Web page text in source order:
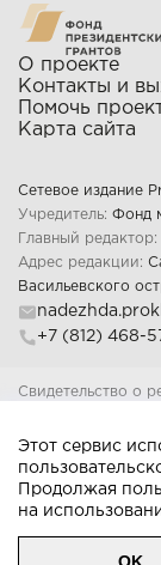
Этот сервис
Продолжая
на
О проекте
Контакты и
Помочь
Карта сайта
Сетевое издание
Учредитель: Фонд
Главный редактор:
Адрес редакции:
Васильевского
+7 (812) 468-
Свидетельство о
ФС77-77312
© Всё не